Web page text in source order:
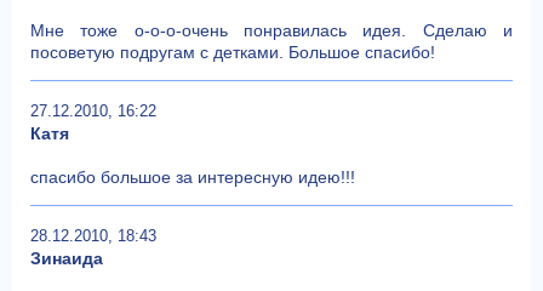
Мне тоже о-о-о-очень понравилась идея. Сделаю и
посоветую подругам с детками. Большое спасибо!
27.12.2010, 16:22
Катя
спасибо большое за интересную идею!!!
28.12.2010, 18:43
Зинаида